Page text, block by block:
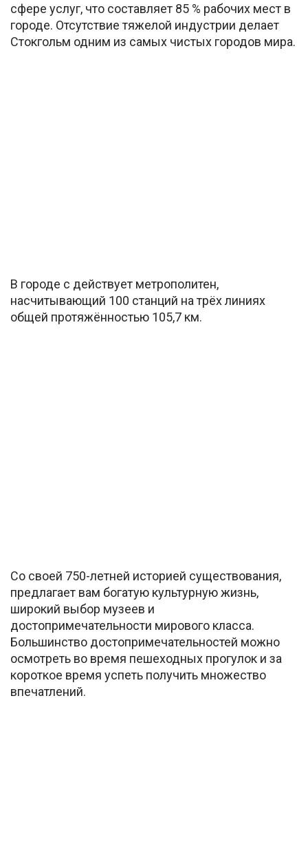
сфере услуг, что составляет 85 % рабочих мест в
городе. Отсутствие тяжелой индустрии делает
Стокгольм одним из самых чистых городов мира.
В городе с действует метрополитен,
насчитывающий 100 станций на трёх линиях
общей протяжённостью 105,7 км.
Со своей 750-летней историей существования,
предлагает вам богатую культурную жизнь,
широкий выбор музеев и
достопримечательности мирового класса.
Большинство достопримечательностей можно
осмотреть во время пешеходных прогулок и за
короткое время успеть получить множество
впечатлений.